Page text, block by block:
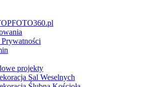
projekty
Sal Weselnych